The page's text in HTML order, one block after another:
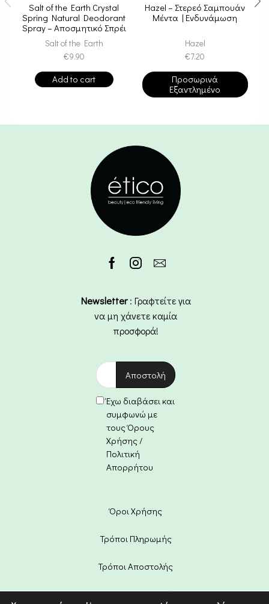
Salt of the Earth Crystal
Spring Natural Deodorant
Spray – Αποσμητικό Σπρέι
Από Κρύσταλλο Ιμαλαΐων
100ml
Salt of the Earth
€9.90
Add to cart
Hazel – Στερεό Σαμπουάν
Μέντα | Ενδυνάμωση
Hazel
€7.20
Προσωρινά
Εξαντλημένο
Newsletter: Γραφτείτε για
να μη χάνετε καμία
προσφορά!
Έχω διαβάσει και
συμφωνώ με
τους Όρους
Χρήσης /
Πολιτική
Απορρήτου
Όροι Χρήσης
Τρόποι Πληρωμής
Τρόποι Αποστολής
Πολιτική Επιστροφών